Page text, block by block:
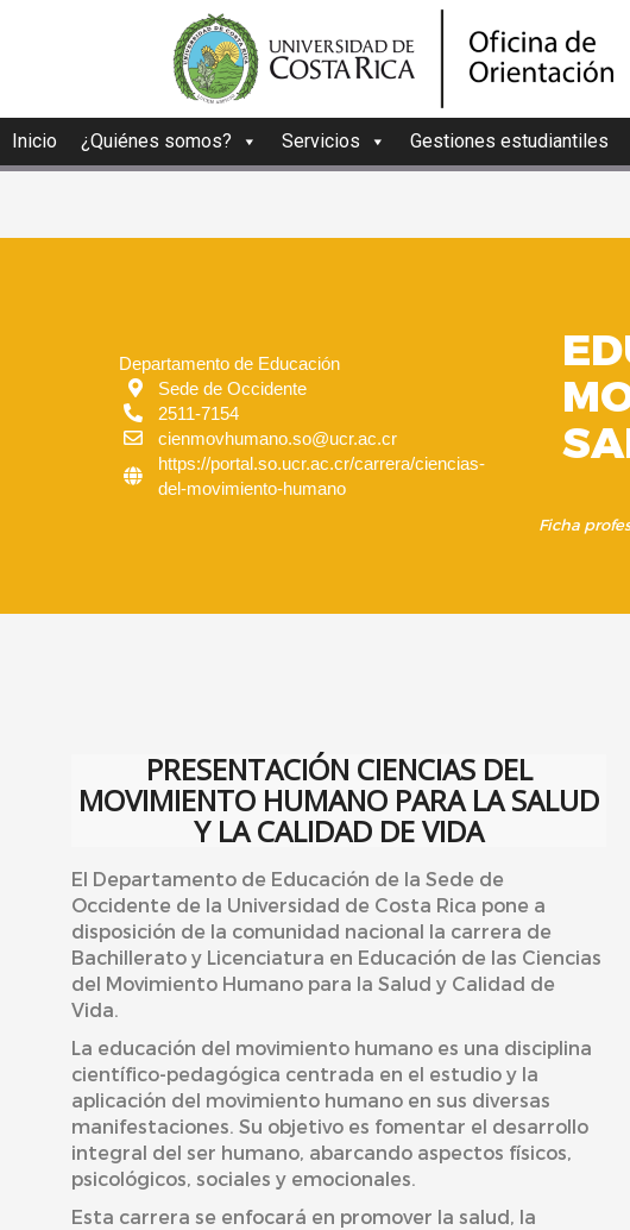
Inicio ¿Quiénes somos? Servicios Gestiones estudiantiles
Departamento de Educación
Sede de Occidente
2511-7154
cienmovhumano.so@ucr.ac.cr
https://portal.so.ucr.ac.cr/carrera/ciencias-
del-movimiento-humano
Ficha
PRESENTACIÓN CIENCIAS DEL
MOVIMIENTO HUMANO PARA LA SALUD
Y LA CALIDAD DE VIDA
El Departamento de Educación de la Sede de
Occidente de la Universidad de Costa Rica pone a
disposición de la comunidad nacional la carrera de
Bachillerato y Licenciatura en Educación de las Ciencias
del Movimiento Humano para la Salud y Calidad de
Vida.
La educación del movimiento humano es una disciplina
científico-pedagógica centrada en el estudio y la
aplicación del movimiento humano en sus diversas
manifestaciones. Su objetivo es fomentar el desarrollo
integral del ser humano, abarcando aspectos físicos,
psicológicos, sociales y emocionales.
Esta carrera se enfocará en promover la salud, la